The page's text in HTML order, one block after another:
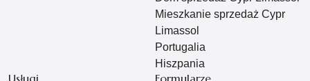
Mieszkanie sprzedaż Cypr
Limassol
Portugalia
Hiszpania
Usługi Formularze